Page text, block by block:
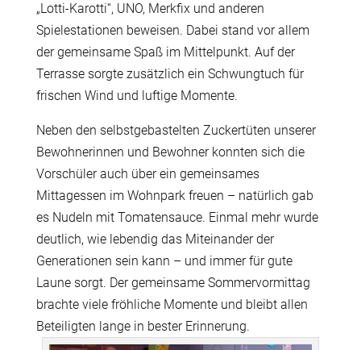
„Lotti-Karotti“, UNO, Merkfix und anderen
Spielestationen beweisen. Dabei stand vor allem
der gemeinsame Spaß im Mittelpunkt. Auf der
Terrasse sorgte zusätzlich ein Schwungtuch für
frischen Wind und luftige Momente.
Neben den selbstgebastelten Zuckertüten unserer
Bewohnerinnen und Bewohner konnten sich die
Vorschüler auch über ein gemeinsames
Mittagessen im Wohnpark freuen – natürlich gab
es Nudeln mit Tomatensauce. Einmal mehr wurde
deutlich, wie lebendig das Miteinander der
Generationen sein kann – und immer für gute
Laune sorgt. Der gemeinsame Sommervormittag
brachte viele fröhliche Momente und bleibt allen
Beteiligten lange in bester Erinnerung.